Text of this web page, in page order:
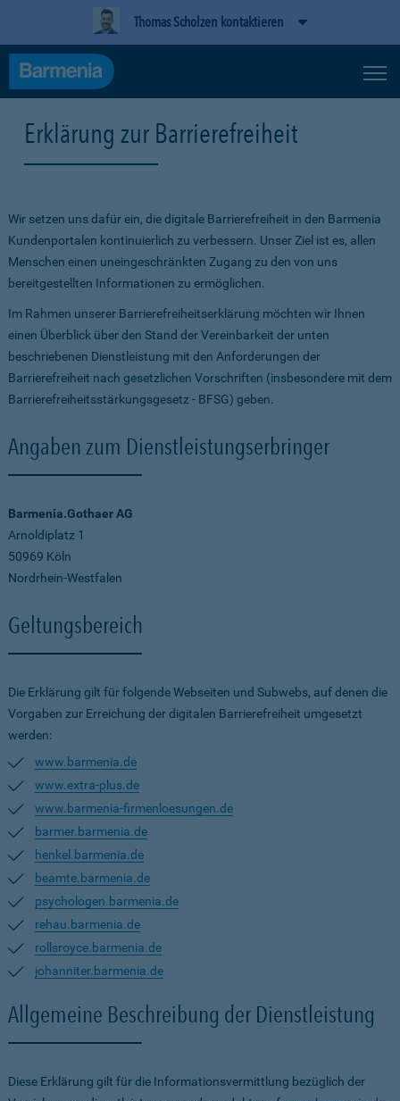
Thomas Scholzen kontaktieren
Erklärung zur Barrierefreiheit
Wir setzen uns dafür ein, die digitale Barrierefreiheit in den Barmenia
Kundenportalen kontinuierlich zu verbessern. Unser Ziel ist es, allen
Menschen einen uneingeschränkten Zugang zu den von uns
bereitgestellten Informationen zu ermöglichen.
Im Rahmen unserer Barrierefreiheitserklärung möchten wir Ihnen
einen Überblick über den Stand der Vereinbarkeit der unten
beschriebenen Dienstleistung mit den Anforderungen der
Barrierefreiheit nach gesetzlichen Vorschriften (insbesondere mit dem
Barrierefreiheitsstärkungsgesetz - BFSG) geben.
Angaben zum Dienstleistungserbringer
Barmenia.Gothaer AG
Arnoldiplatz 1
50969 Köln
Nordrhein-Westfalen
Geltungsbereich
Die Erklärung gilt für folgende Webseiten und Subwebs, auf denen die
Vorgaben zur Erreichung der digitalen Barrierefreiheit umgesetzt
werden:
www.barmenia.de
www.extra-plus.de
www.barmenia-firmenloesungen.de
barmer.barmenia.de
henkel.barmenia.de
beamte.barmenia.de
psychologen.barmenia.de
rehau.barmenia.de
rollsroyce.barmenia.de
johanniter.barmenia.de
Allgemeine Beschreibung der Dienstleistung
Diese Erklärung gilt für die Informationsvermittlung bezüglich der